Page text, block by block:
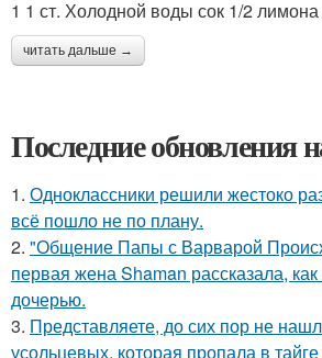
1 1 ст. Холодной воды сок 1/2
читать дальше →
Последние обновления
1. Одноклассники решили жестоко
всё пошло не по плану.
2. "Общение Папы с Варварой
первая жена Shaman рассказала,
дочерью.
3. Представляете, до сих пор не
усольцевых, которая пропала в